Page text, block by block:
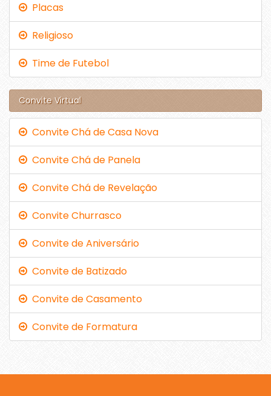
Placas
Religioso
Time de Futebol
Convite Virtual
Convite Chá de Casa Nova
Convite Chá de Panela
Convite Chá de Revelação
Convite Churrasco
Convite de Aniversário
Convite de Batizado
Convite de Casamento
Convite de Formatura